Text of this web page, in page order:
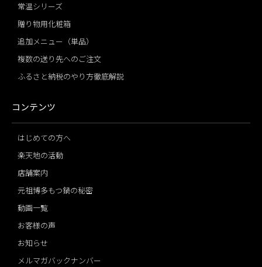
常温シリーズ
贈り物用化粧箱
追加メニュー（単品）
複数の送り先へのご注文
ふるさと納税のやり方徹底解説
コンテンツ
はじめての方へ
楽天地の活動
店舗案内
元祖博多もつ鍋の秘密
動画一覧
お客様の声
お知らせ
メルマガバックナンバー